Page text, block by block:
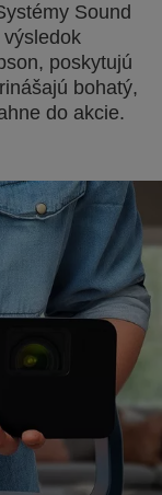
Sound
poskytujú
bohatý,
do akcie.